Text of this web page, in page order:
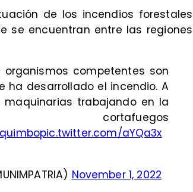
de los incendios forestales
se encuentran entre las regiones
competentes son
ha desarrollado el incendio. A
trabajando en la
pic.twitter.com/aYQa3x
November 1, 2022